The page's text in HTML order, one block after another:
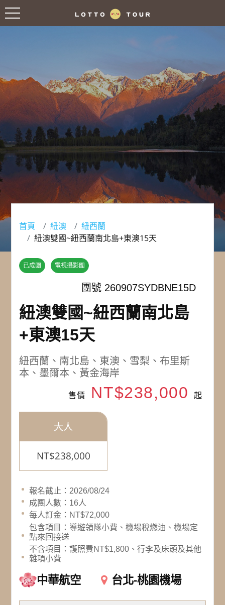
首頁 紐澳
紐西蘭
紐澳雙國~紐西蘭南北島+東澳15天
已成團 電視攝影團
團號 260907SYDBNE15D
紐澳雙國~紐西蘭南北島
+東澳15天
紐西蘭、南北島、東澳、雪梨、布里斯
本、墨爾本、黃金海岸
售價 NT$238,000 起
大人
NT$238,000
報名截止：2026/08/24
成團人數：16人
每人訂金：NT$72,000
包含項目：導遊領隊小費、機場稅燃油、機場定
點來回接送
不含項目：護照費NT$1,800、行李及床頭及其他
雜項小費
中華航空 台北-桃園機場